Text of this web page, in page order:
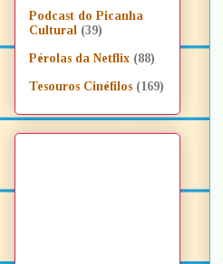
Podcast do Picanha
Cultural (39)
Pérolas da Netflix (88)
Tesouros Cinéfilos (169)